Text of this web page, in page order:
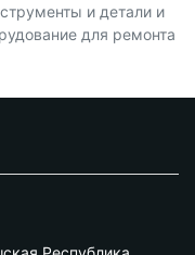
и детали и
для ремонта